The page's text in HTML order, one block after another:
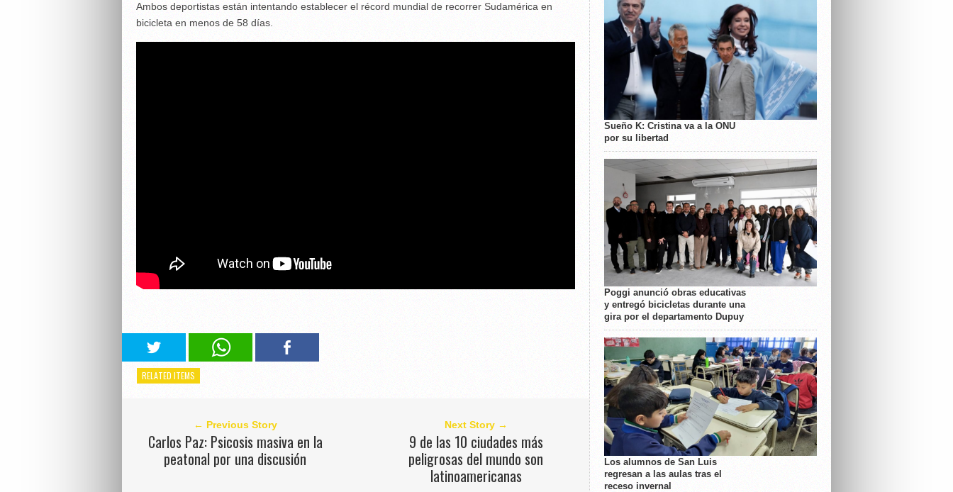
Ambos deportistas están intentando establecer el récord mundial de recorrer Sudamérica en
bicicleta en menos de 58 días.
RELATED ITEMS
← Previous Story
Carlos Paz: Psicosis masiva en la
peatonal por una discusión
Next Story →
9 de las 10 ciudades más
peligrosas del mundo son
latinoamericanas
Sueño K: Cristina va a la ONU
por su libertad
Poggi anunció obras educativas
y entregó bicicletas durante una
gira por el departamento Dupuy
Los alumnos de San Luis
regresan a las aulas tras el
receso invernal